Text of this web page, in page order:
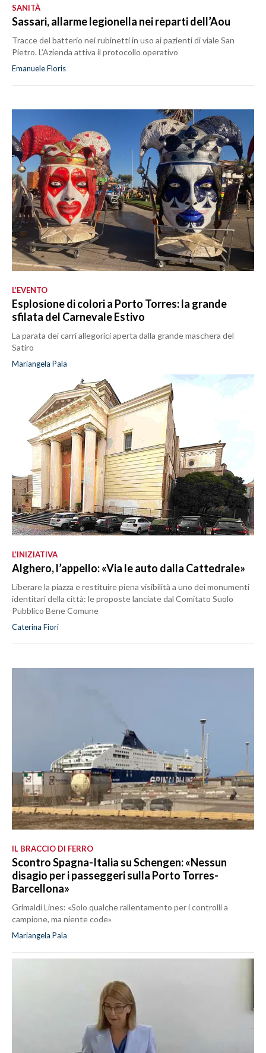
SANITÀ
Sassari, allarme legionella nei reparti dell’Aou
Tracce del batterio nei rubinetti in uso ai pazienti di viale San
Pietro. L’Azienda attiva il protocollo operativo
Emanuele Floris
L’EVENTO
Esplosione di colori a Porto Torres: la grande
sfilata del Carnevale Estivo
La parata dei carri allegorici aperta dalla grande maschera del
Satiro
Mariangela Pala
L’INIZIATIVA
Alghero, l’appello: «Via le auto dalla Cattedrale»
Liberare la piazza e restituire piena visibilità a uno dei monumenti
identitari della città: le proposte lanciate dal Comitato Suolo
Pubblico Bene Comune
Caterina Fiori
IL BRACCIO DI FERRO
Scontro Spagna-Italia su Schengen: «Nessun
disagio per i passeggeri sulla Porto Torres-
Barcellona»
Grimaldi Lines: «Solo qualche rallentamento per i controlli a
campione, ma niente code»
Mariangela Pala